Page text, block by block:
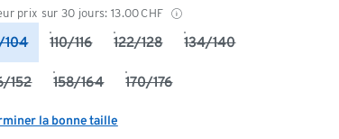
prix sur 30 jours: 13.00CHF
104 110/116 122/128 134/140
152 158/164 170/176
la bonne taille